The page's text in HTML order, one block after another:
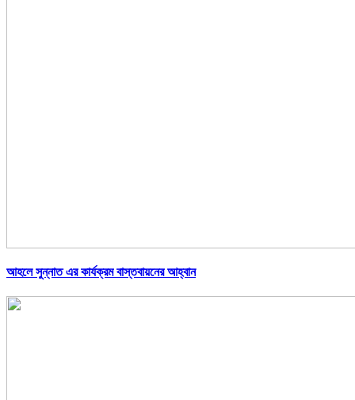
আহলে সুন্নাত এর কার্যক্রম বাস্তবায়নের আহ্বান